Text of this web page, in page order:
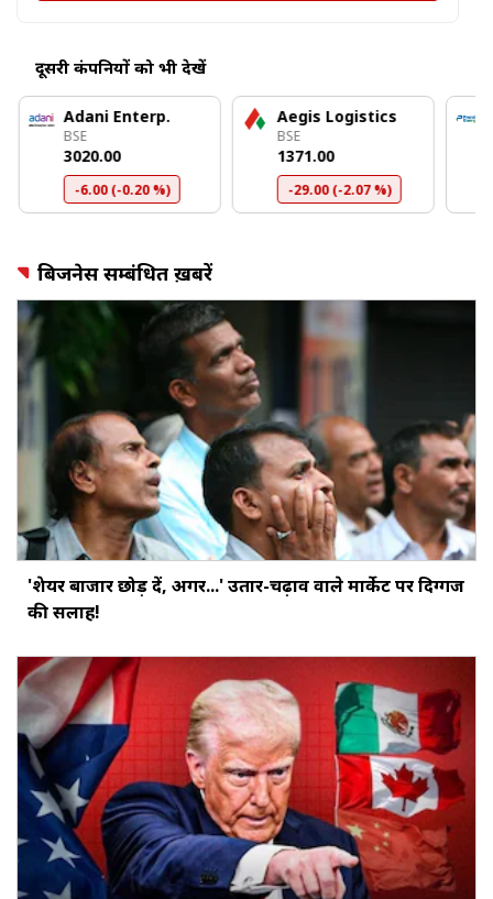
दूसरी कंपनियों को भी देखें
Adani Enterp.
BSE
₹3020.00
-6.00 (-0.20 %)
Aegis Logistics
BSE
₹1371.00
-29.00 (-2.07 %)
बिजनेस सम्बंधित ख़बरें
'शेयर बाजार छोड़ दें, अगर...' उतार-चढ़ाव वाले मार्केट पर दिग्‍गज
की सलाह!